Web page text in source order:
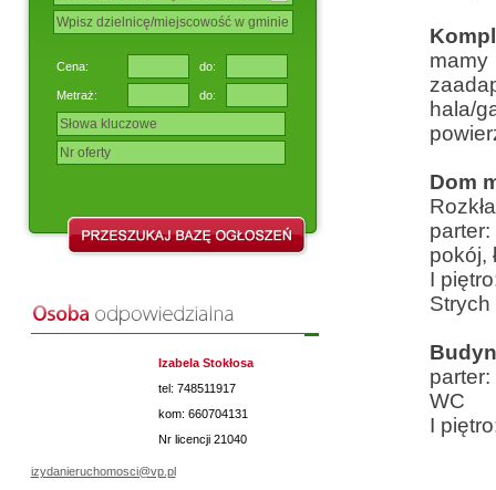
Cena: do:
Metraż: do:
Izabela Stokłosa
tel: 748511917
kom: 660704131
Nr licencji 21040
izydanieruchomosci@vp.pl
hala/
Dom
pokój,
I
Strych
WC
I